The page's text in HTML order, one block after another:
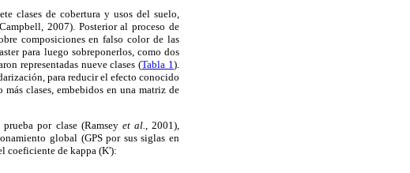
clases de cobertura y usos del suelo,
2007). Posterior al proceso de
composiciones en falso color de las
para luego sobreponerlos, como dos
representadas nueve clases (Tabla 1).
para reducir el efecto conocido
clases, embebidos en una matriz de
por clase (Ramsey et al.
, 2001),
global (GPS por sus siglas en
coeficiente de kappa (K'):